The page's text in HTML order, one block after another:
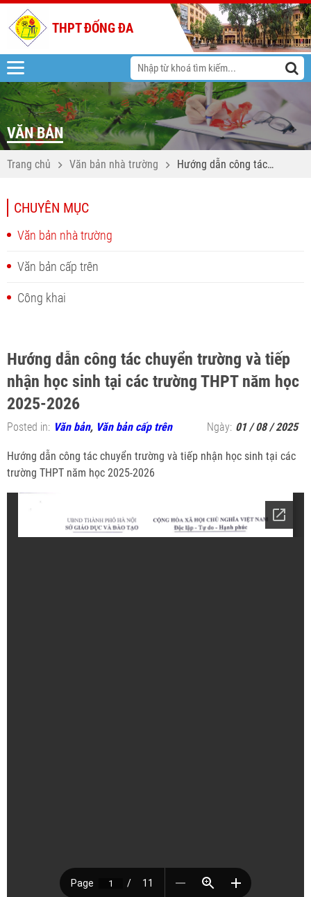
THPT ĐỐNG ĐA
VĂN BẢN
Trang chủ Văn bản nhà trường
Hướng dẫn công tác
CHUYÊN MỤC
Văn bản nhà trường
Văn bản cấp trên
Công khai
Hướng dẫn công tác chuyển trường và tiếp
nhận học sinh tại các trường THPT năm học
2025-2026
Posted in: Văn bản, Văn bản cấp trên Ngày: 01 / 08 / 2025
Hướng dẫn công tác chuyển trường và tiếp nhận học sinh tại các
trường THPT năm học 2025-2026